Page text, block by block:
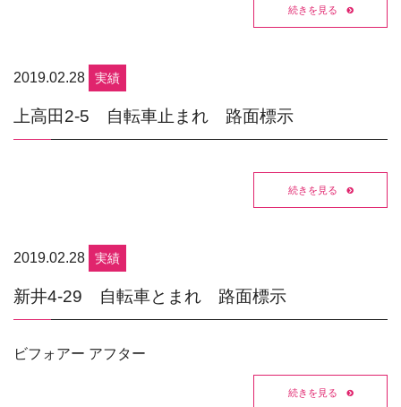
続きを見る
2019.02.28 実績
上高田2-5 自転車止まれ 路面標示
続きを見る
2019.02.28 実績
新井4-29 自転車とまれ 路面標示
ビフォアー アフター
続きを見る